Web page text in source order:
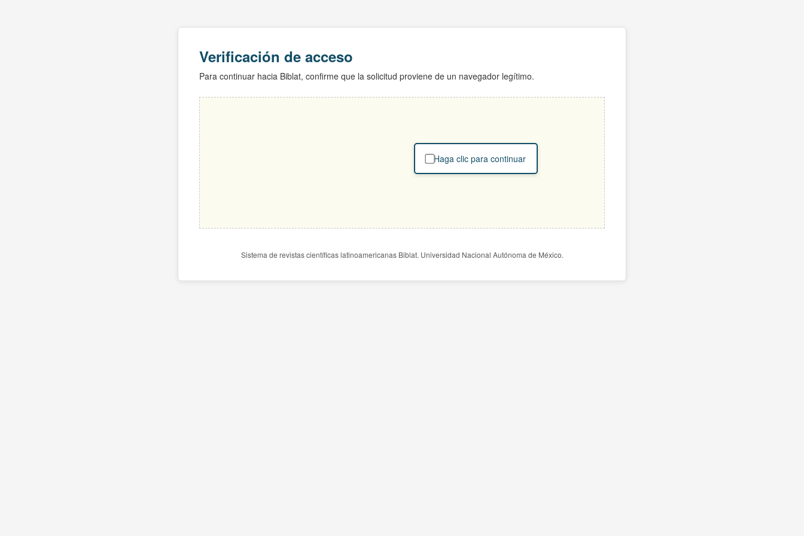
Verificación de acceso
Para continuar hacia Biblat, confirme que la solicitud proviene de un navegador legítimo.
Haga clic para continuar
Sistema de revistas científicas latinoamericanas Biblat. Universidad Nacional Autónoma de México.